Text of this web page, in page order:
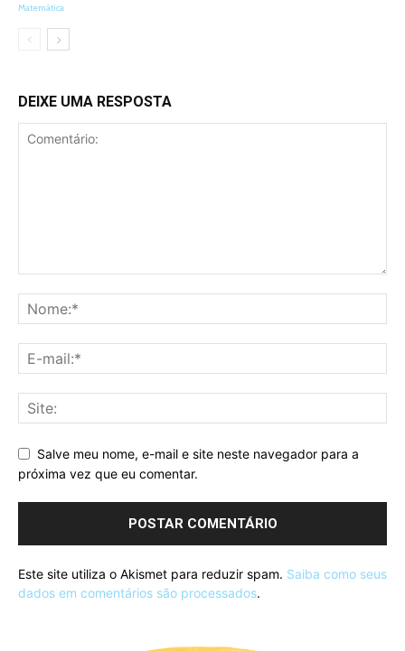
Matemática
DEIXE UMA RESPOSTA
Salve meu nome, e-mail e site neste navegador para a
próxima vez que eu comentar.
Este site utiliza o Akismet para reduzir spam. Saiba como seus
dados em comentários são processados.